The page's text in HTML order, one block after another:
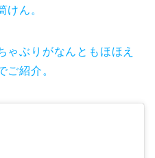
けん。
ゃぶりがなんともほほえ
ご紹介。